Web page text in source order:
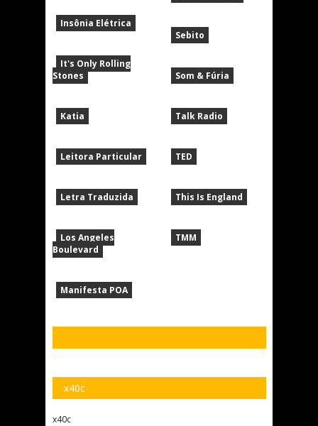
Insônia Elétrica
It's Only Rolling
Stones
Katia
Leitora Particular
Letra Traduzida
Los Angeles
Boulevard
Manifesta POA
Sebito
Som & Fúria
Talk Radio
TED
This Is England
TMM
x40c
x40c